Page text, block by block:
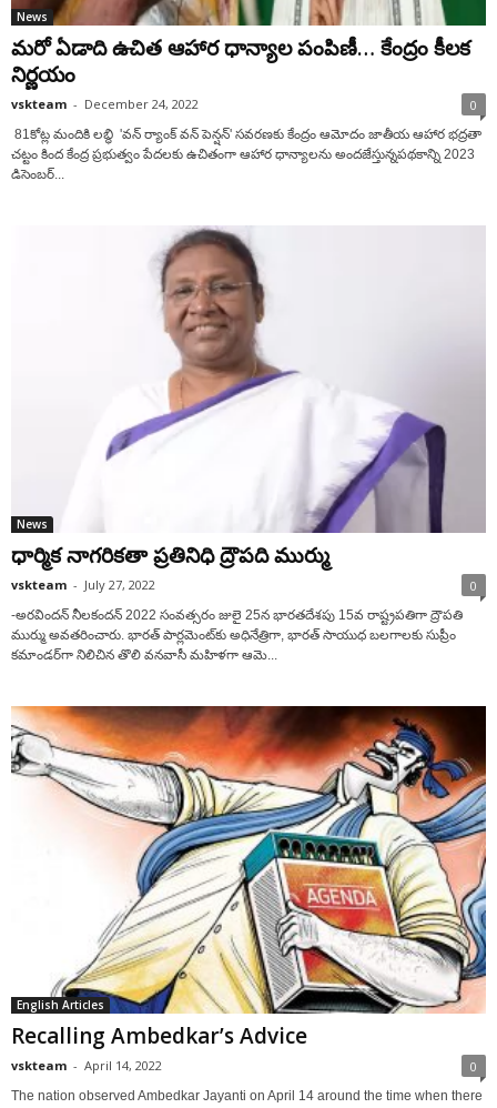
News
మ‌రో ఏడాది ఉచిత ఆహార ధాన్యాల పంపిణీ… కేంద్రం కీల‌క‌
నిర్ణ‌యం
vskteam - December 24, 2022 0
81కోట్ల మందికి ల‌బ్ధి 'వన్ ర్యాంక్ వన్ పెన్షన్' స‌వ‌ర‌ణ‌కు కేంద్రం ఆమోదం జాతీయ ఆహార భద్రతా
చట్టం కింద కేంద్ర‌ ప్రభుత్వం పేదలకు ఉచితంగా ఆహార ధాన్యాలను అందజేస్తున్నప‌థ‌కాన్ని 2023
డిసెంబ‌ర్...
News
ధార్మిక నాగరికతా ప్రతినిధి ద్రౌపది ముర్ము
vskteam - July 27, 2022 0
-అరవిందన్ నీలకందన్ 2022 సంవత్సరం జులై 25న భారతదేశపు 15వ రాష్ట్రపతిగా ద్రౌపతి
ముర్ము అవతరించారు. భారత్ పార్లమెంట్‌కు అధినేత్రిగా, భారత్ సాయుధ బలగాలకు సుప్రీం
కమాండర్‌గా నిలిచిన తొలి వనవాసీ మహిళగా ఆమె...
English Articles
Recalling Ambedkar’s Advice
vskteam - April 14, 2022 0
The nation observed Ambedkar Jayanti on April 14 around the time when there